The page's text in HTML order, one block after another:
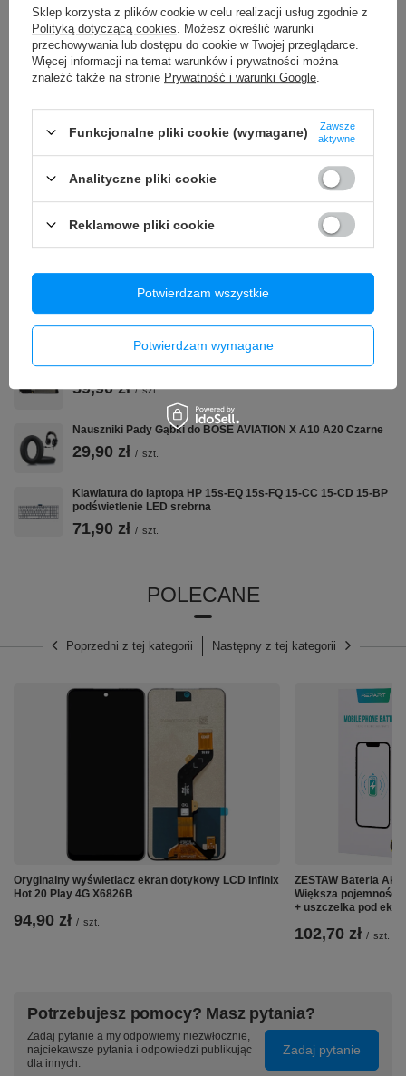
Oryginalny wyświetlacz ekran dotykowy LCD Infinix Hot 20
Play 4G X6826B
94,90 zł / szt.
Kabel przewód DisplayPort 1.4 DP-DP 8K 4K 144Hz 3m
25,42 zł / szt.
-14%
Klawiatura do laptopa Dell Latitude E5550 E5570 E5580 LED
Bateria Akumulator do Xiaomi Redmi 10X / 9 / Note 9 BM4S
4520mAh + Klej
Głośnik Rozmów Górny do iPhone 12 Pro Max OEM
59,90 zł / szt.
Nauszniki Pady Gąbki do BOSE AVIATION X A10 A20 Czarne
29,90 zł / szt.
Klawiatura do laptopa HP 15s-EQ 15s-FQ 15-CC 15-CD 15-BP
podświetlenie LED srebrna
71,90 zł / szt.
POLECANE
Poprzedni z tej kategorii Następny z tej kategorii
Oryginalny wyświetlacz ekran dotykowy LCD Infinix
Hot 20 Play 4G X6826B
94,90 zł / szt.
ZESTAW Bateria
Większa pojemność
+ uszczelka pod
102,70 zł / szt.
Potrzebujesz pomocy? Masz pytania?
Zadaj pytanie a my odpowiemy niezwłocznie,
najciekawsze pytania i odpowiedzi publikując
dla innych.
Zadaj pytanie
Sklep korzysta z plików cookie w celu realizacji usług zgodnie z
Polityką dotyczącą cookies . Możesz określić warunki
przechowywania lub dostępu do cookie w Twojej przeglądarce.
Więcej informacji na temat warunków i prywatności można
znaleźć także na stronie Prywatność i warunki Google
Funkcjonalne pliki cookie (wymagane)
Zawsze
aktywne
Analityczne pliki cookie
Reklamowe pliki cookie
Potwierdzam wymagane
Potwierdzam wszystkie